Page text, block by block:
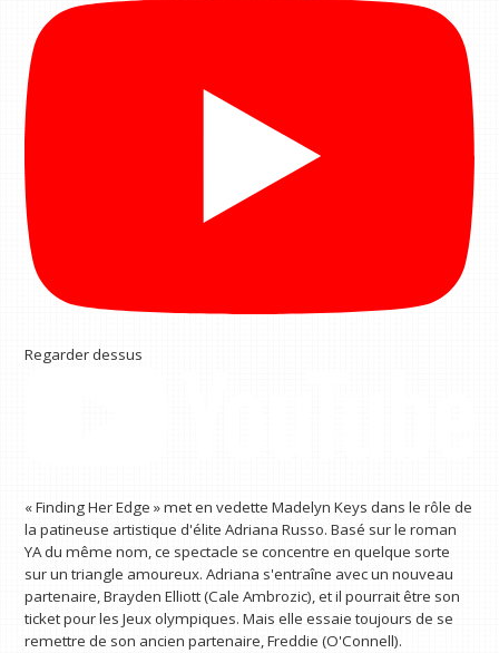
Regarder dessus
« Finding Her Edge » met en vedette Madelyn Keys dans le rôle de
la patineuse artistique d'élite Adriana Russo. Basé sur le roman
YA du même nom, ce spectacle se concentre en quelque sorte
sur un triangle amoureux. Adriana s'entraîne avec un nouveau
partenaire, Brayden Elliott (Cale Ambrozic), et il pourrait être son
ticket pour les Jeux olympiques. Mais elle essaie toujours de se
remettre de son ancien partenaire, Freddie (O'Connell).